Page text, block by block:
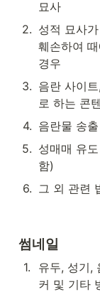
묘사
2. 성적 묘사
훼손하여
경우
3. 음란 사이
로 하는 콘
4. 음란물 송
5. 성매매 유
함)
6. 그 외 관련
썸네일
1.
유두, 성기,
커 및 기타